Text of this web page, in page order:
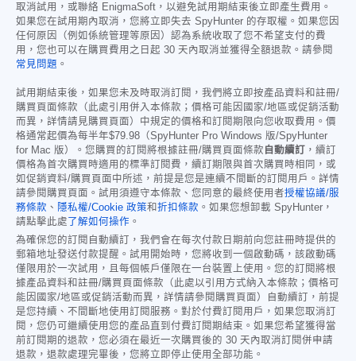
取消試用，或聯絡 EnigmaSoft，以避免試用期結束後立即產生費用。
如果您在試用期內取消，您將立即失去 SpyHunter 的存取權。如果您因
任何原因（例如係統管理等原因）認為系統收取了您不希望支付的費
用，您也可以在購買費用之日起 30 天內取消並獲得全額退款。請參閱
常見問題 。
試用期結束後，如果您未及時取消訂閱，我們將立即按產品資料和註冊/
購買頁面條款（此處引用併入本條款；價格可能因國家/地區或促銷活動
而異，詳情請見購買頁面）中規定的價格和訂閱期限向您收取費用。價
格通常起價為每半年$79.98 （SpyHunter Pro Windows 版/SpyHunter
for Mac 版）。您購買的訂閱將根據註冊/購買頁面條款 自動續訂 ，續訂
價格為首次購買時適用的標準訂閱費，續訂期限與首次購買時相同，或
如促銷資料/購買頁面中所述，前提是您是連續不間斷的訂閱用戶。詳情
請參閱購買頁面。試用須遵守本條款、您同意的最終使用者授權協議/服
務條款 、 隱私權/Cookie 政策和折扣條款 。如果您想卸載 SpyHunter，
請點擊此處了解如何操作 。
為確保您的訂閱自動續訂，我們會在每次付款日期前向您註冊時提供的
郵箱地址發送付款提醒。試用開始時，您將收到一個啟動碼，該啟動碼
僅限用於一次試用，且每個帳戶僅限在一台裝置上使用。您的訂閱將根
據產品資料和註冊/購買頁面條款（此處以引用方式納入本條款；價格可
能因國家/地區或促銷活動而異，詳情請參閱購買頁面）自動續訂，前提
是您持續、不間斷地使用訂閱服務。對於付費訂閱用戶，如果您取消訂
閱，您仍可繼續使用您的產品直到付費訂閱期結束。如果您希望獲得當
前訂閱期的退款，您必須在最近一次購買後的 30 天內取消訂閱併申請
退款，退款處理完畢後，您將立即停止使用全部功能。